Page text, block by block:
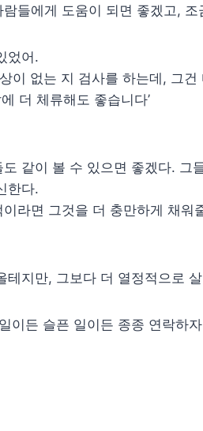
들에게 도움이 되면 좋겠고,
었어.
이 없는 지 검사를 하는데, 그
더 체류해도 좋습니다’
같이 볼 수 있으면 좋겠다. 그
한다.
라면 그것을 더 충만하게 채
테지만, 그보다 더 열정적으로
이든 슬픈 일이든 종종 연락하